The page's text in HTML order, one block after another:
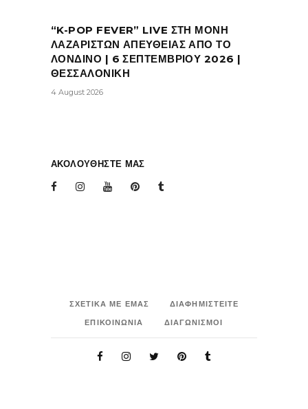
“K-POP FEVER” LIVE ΣΤΗ ΜΟΝΗ
ΛΑΖΑΡΙΣΤΩΝ ΑΠΕΥΘΕΙΑΣ ΑΠΟ ΤΟ
ΛΟΝΔΙΝΟ | 6 ΣΕΠΤΕΜΒΡΙΟΥ 2026 |
ΘΕΣΣΑΛΟΝΙΚΗ
4 August 2026
ΑΚΟΛΟΥΘΗΣΤΕ ΜΑΣ
ΣΧΕΤΙΚΑ ΜΕ ΕΜΑΣ
ΔΙΑΦΗΜΙΣΤΕΙΤΕ
ΕΠΙΚΟΙΝΩΝΙΑ
ΔΙΑΓΩΝΙΣΜΟΙ